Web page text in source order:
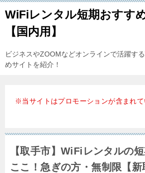
WiFiレンタル短期おすす
【国内用】
ビジネスやZOOMなどオンラインで活躍す
めサイトを紹介！
※当サイトはプロモーションが含まれて
【取手市】WiFiレンタルの
ここ！急ぎの方・無制限【新